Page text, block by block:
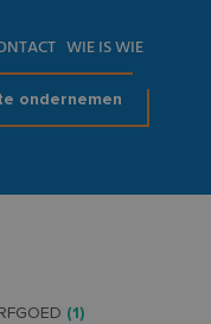
WIE IS WIE
ondernemen
(1)